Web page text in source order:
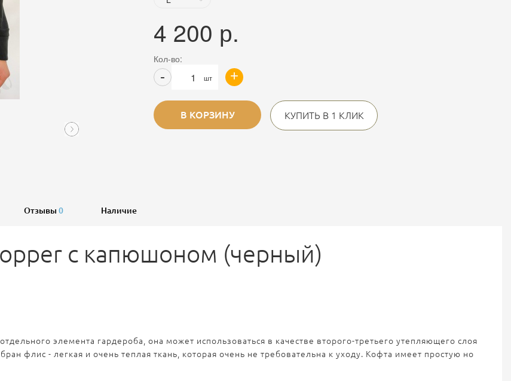
4 200 р.
Кол-во:
шт +
-
В КОРЗИНУ КУПИТЬ В 1 КЛИК
Отзывы 0 Наличие
с капюшоном (черный)
элемента гардероба, она может использоваться в качестве второго-третьего утепляющего слоя
флис - легкая и очень теплая ткань, которая очень не требовательна к уходу. Кофта имеет простую но